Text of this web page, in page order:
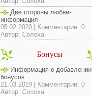
Две стороны любви-
информация
05.02.2020 | Комментарии: 0
Автор: Солоха
Бонусы
Информация о добавлении
бонусов
21.03.2019 | Комментарии: 0
Автор: Солоха